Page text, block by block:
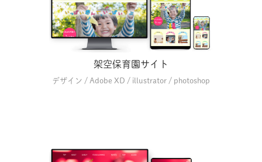
架空保育園サイト
デザイン / Adobe XD / illustrator / photoshop